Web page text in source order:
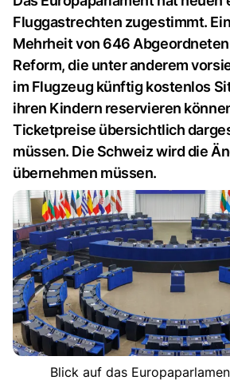
Fluggastrechten zugestimmt.
Mehrheit von 646
Reform, die unter anderem
im Flugzeug künftig kostenlos
ihren Kindern reservieren
Ticketpreise übersichtlich
müssen. Die Schweiz wird die
übernehmen müssen.
Blick auf das